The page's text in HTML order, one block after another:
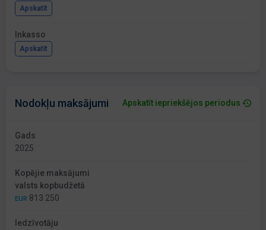
Apskatīt
Inkasso
Apskatīt
Nodokļu maksājumi Apskatīt iepriekšējos periodus
Gads
2025
Kopējie maksājumi
valsts kopbudžetā
EUR 813 250
Iedzīvotāju